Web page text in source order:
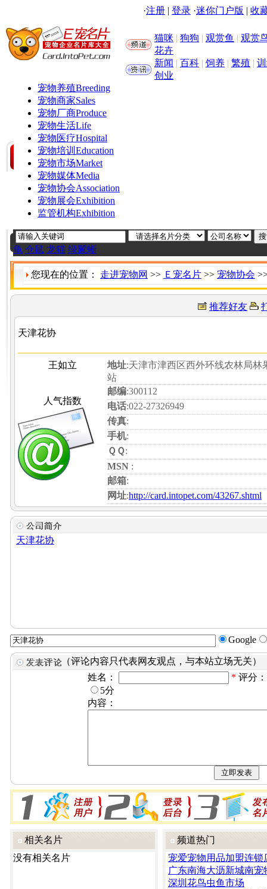
·注册 | 登录 ·迷你门户版 | 收
猫咪 | 狗狗 | 观赏鱼 | 观赏
花卉
新闻 | 百科 | 饲养 | 繁殖 |
创业
宠物养殖Breeding
宠物商家Sales
宠物厂商Produce
宠物生活Life
宠物医疗Hospital
宠物培训 Education
宠物市场Market
宠物媒体Media
宠物协会Association
宠物展会Exhibition
监管机构Exhibition
龟 仓鼠 龙猫 绿鬣蜥
您现在的位置： 走进宠物网 >> Ｅ宠名片 >> 宠物协会
推荐好友
天津花协
王如立
人气指数
地址:天津市津西区西外环线农林局林
站
邮编:300112
电话:022-27326949
传真:
手机:
ＱＱ:
MSN :
邮箱:
网址:http://card.intopet.com/43267.shtml
天津花协
Google
（评论内容只代表网友观点，与本站立场无关）
姓名：
* 评分
5分
内容：
相关名片
没有相关名片
频道热门
宠爱宠物用品加盟连锁
广东南海大沥新城南宠
深圳花鸟虫鱼市场